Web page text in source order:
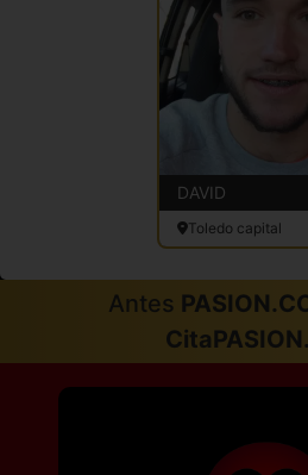
DAVID
Toledo capital
Antes